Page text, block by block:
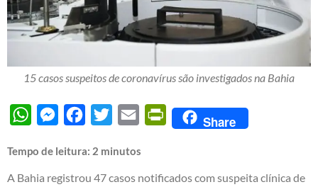
15 casos suspeitos de coronavírus são investigados na Bahia
WhatsAppMessengerFacebook
Twitter Email PrintFriendly
Share
Tempo de leitura: 2 minutos
A Bahia registrou 47 casos notificados com suspeita clínica de